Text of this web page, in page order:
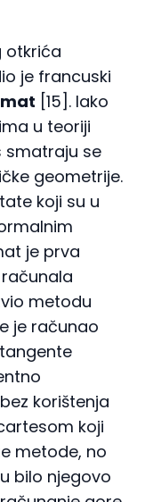
otkrića
je francuski
[15]. Iako
u teoriji
smatraju se
geometrije.
koji su u
je prva
metodu
je računao
korištenja
koji
metode, no
bilo njegovo